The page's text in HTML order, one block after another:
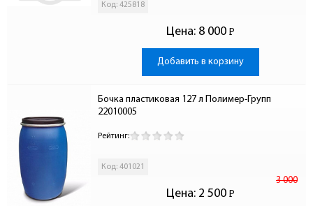
Код: 425818
Цена: 8 000 Р
-
Добавить в корзину
Бочка пластиковая 127 л Полимер-Групп
22010005
Рейтинг:
Код: 401021
Цена:
3 000
2 500 Р
-